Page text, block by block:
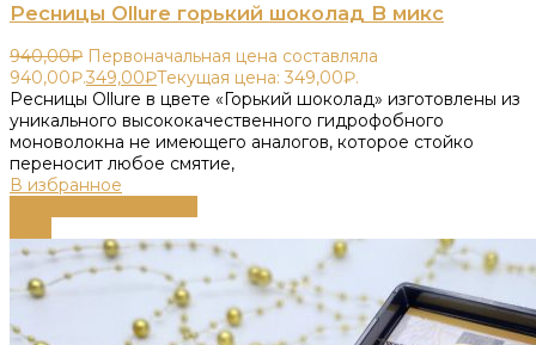
Ресницы Ollure горький шоколад B микс
940,00₽ Первоначальная цена составляла
940,00₽.349,00₽Текущая цена: 349,00₽.
Ресницы Ollure в цвете «Горький шоколад» изготовлены из
уникального высококачественного гидрофобного
моноволокна не имеющего аналогов, которое стойко
переносит любое смятие,
В избранное